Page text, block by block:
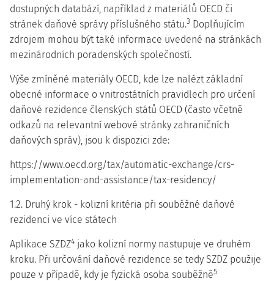
dostupných databází, například z materiálů OECD či
stránek daňové správy příslušného státu.3 Doplňujícím
zdrojem mohou být také informace uvedené na stránkách
mezinárodních poradenských společností.
Výše zmíněné materiály OECD, kde lze nalézt základní
obecné informace o vnitrostátních pravidlech pro určení
daňové rezidence členských států OECD (často včetně
odkazů na relevantní webové stránky zahraničních
daňových správ), jsou k dispozici zde:
https://www.oecd.org/tax/automatic-exchange/crs-
implementation-and-assistance/tax-residency/
1.2. Druhý krok - kolizní kritéria při souběžné daňové
rezidenci ve více státech
Aplikace SZDZ4 jako kolizní normy nastupuje ve druhém
kroku. Při určování daňové rezidence se tedy SZDZ použije
pouze v případě, kdy je fyzická osoba souběžně5